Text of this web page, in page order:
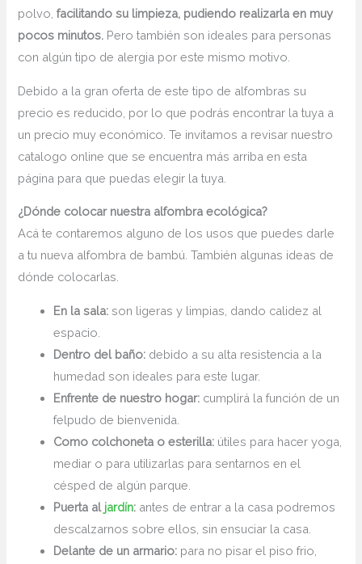
polvo,facilitando su limpieza, pudiendo realizarla en muy
pocos minutos. Pero también son ideales para personas
con algún tipo de alergia por este mismo motivo.
Debido a la gran oferta de este tipo de alfombras su
precio es reducido, por lo que podrás encontrar la tuya a
un precio muy económico. Te invitamos a revisar nuestro
catalogo online que se encuentra más arriba en esta
página para que puedas elegir la tuya.
¿Dónde colocar nuestra alfombra ecológica?
Acá te contaremos alguno de los usos que puedes darle
a tu nueva alfombra de bambú. También algunas ideas de
dónde colocarlas.
En la sala: son ligeras y limpias, dando calidez al
espacio.
Dentro del baño: debido a su alta resistencia a la
humedad son ideales para este lugar.
Enfrente de nuestro hogar: cumplirá la función de un
felpudo de bienvenida.
Como colchoneta o esterilla: útiles para hacer yoga,
mediar o para utilizarlas para sentarnos en el
césped de algún parque.
Puerta al jardín: antes de entrar a la casa podremos
descalzarnos sobre ellos, sin ensuciar la casa.
Delante de un armario: para no pisar el piso frio,